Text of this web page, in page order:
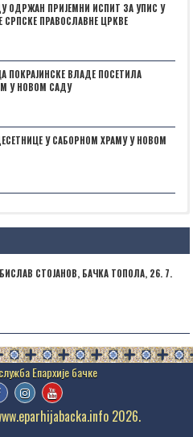
ОДРЖАН ПРИЈЕМНИ ИСПИТ ЗА УПИС У
СРПСКЕ ПРАВОСЛАВНЕ ЦРКВЕ
ПОКРАЈИНСКЕ ВЛАДЕ ПОСЕТИЛА
У НОВОМ САДУ
У САБОРНОМ ХРАМУ У НОВОМ
СТОЈАНОВ, БАЧКА ТОПОЛА, 26. 7.
2026.